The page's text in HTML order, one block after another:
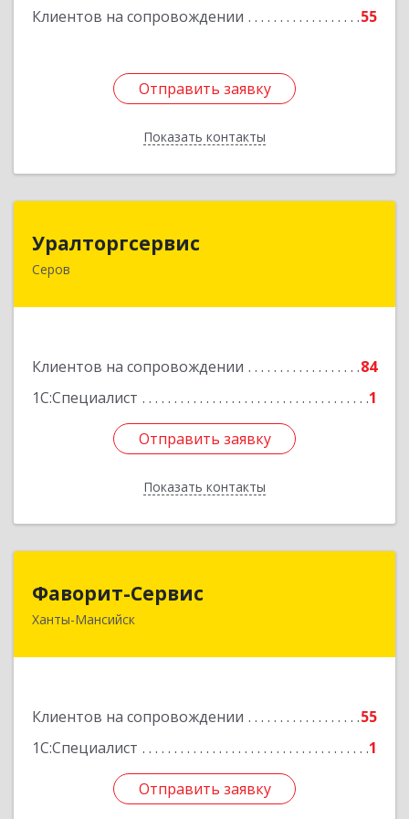
Клиентов на сопровождении 55
Отправить заявку
Показать контакты
Отправить заявку
Назад
Уралторгсервис
Серов
Клиентов на сопровождении
84
1С:Специалист
1
Отправить заявку
Показать контакты
624980, Свердловская обл, Серов г, Кирова ул,
Отправить заявку
Назад
Фаворит-Сервис
Ханты-Мансийск
Клиентов на сопровождении
55
1С:Специалист
1
Отправить заявку
628011, Ханты-Мансийский Автономный округ
Подробнее
Отправить заявку